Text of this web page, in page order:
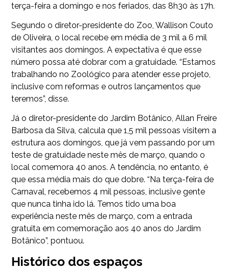
terça-feira a domingo e nos feriados, das 8h30 às 17h.
Segundo o diretor-presidente do Zoo, Wallison Couto
de Oliveira, o local recebe em média de 3 mil a 6 mil
visitantes aos domingos. A expectativa é que esse
número possa até dobrar com a gratuidade. “Estamos
trabalhando no Zoológico para atender esse projeto,
inclusive com reformas e outros lançamentos que
teremos”, disse.
Já o diretor-presidente do Jardim Botânico, Allan Freire
Barbosa da Silva, calcula que 1,5 mil pessoas visitem a
estrutura aos domingos, que já vem passando por um
teste de gratuidade neste mês de março, quando o
local comemora 40 anos. A tendência, no entanto, é
que essa média mais do que dobre. “Na terça-feira de
Carnaval, recebemos 4 mil pessoas, inclusive gente
que nunca tinha ido lá. Temos tido uma boa
experiência neste mês de março, com a entrada
gratuita em comemoração aos 40 anos do Jardim
Botânico”, pontuou.
Histórico dos espaços